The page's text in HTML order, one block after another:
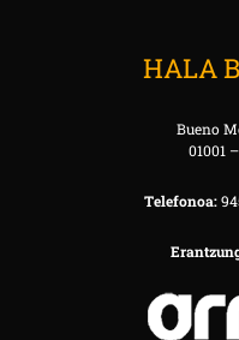
HALA
Bueno
01001
Telefonoa: